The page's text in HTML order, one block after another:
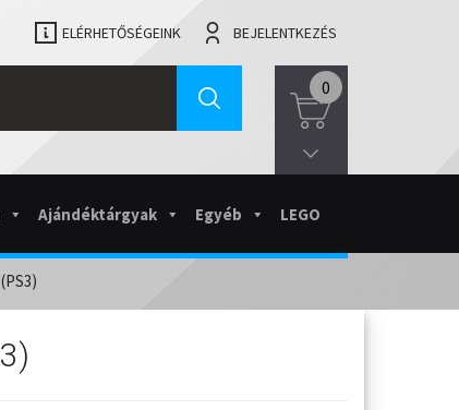
ELÉRHETŐSÉGEINK BEJELENTKEZÉS
0
Ajándéktárgyak Egyéb LEGO